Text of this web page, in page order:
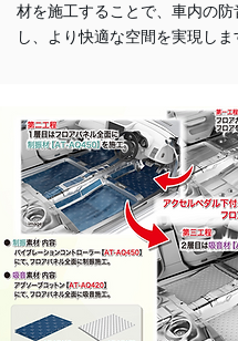
材を施工することで、車内の
し、より快適な空間を実現しま